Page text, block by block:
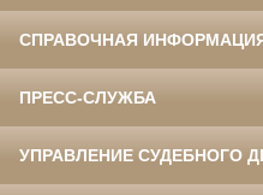
СПРАВОЧНАЯ
ПРЕСС-СЛУЖБА
УПРАВЛЕНИЕ СУДЕБНОГО